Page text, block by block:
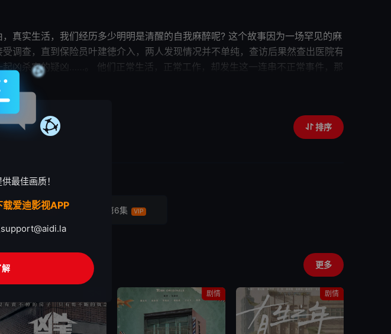
实生活，我们经历多少明明是清醒的自我麻醉呢? 这个故事因为一场罕见的麻
调查，直到保险员叶建徳介入，两人发现情况并不单纯，查访后果然查出医院有
起凶杀案的疑凶……。 他们 正常生活，正常工作，却发生这一连串不正常事件，那
迷中醒过来……。
排序
第5集 VIP 第6集 VIP
更多
剧情 剧情
最佳画质！
爱迪影视APP
support@aidi.la
解